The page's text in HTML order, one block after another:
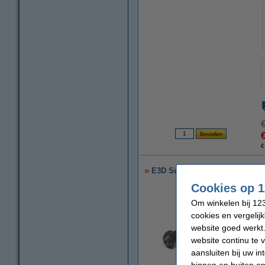
E3D Super Volcano nozzle
Cookies op
Om winkelen bij
cookies en
website goed
website continu te
aansluiten bij uw